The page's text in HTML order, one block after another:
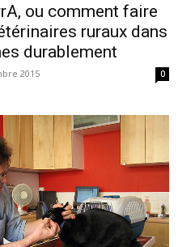
ou comment faire
ruraux dans
durablement
2015 0